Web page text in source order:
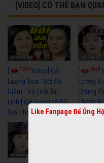
[VIDEO] CÓ THỂ BẠN
7675 Video] Cải
Lương Xưa : Đời Cô
Diễm - Vũ Linh Tài
Linh | cải lương xã hội
hay nhất
6928
Lương
Chung
Thanh
lương xã
Like Fanpage Để Ủng